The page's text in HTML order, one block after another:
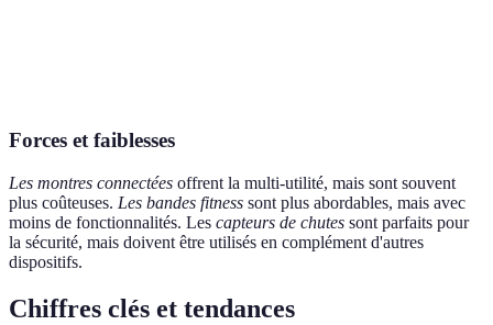
Forces et faiblesses
Les montres connectées offrent la multi-utilité, mais sont souvent
plus coûteuses. Les bandes fitness sont plus abordables, mais avec
moins de fonctionnalités. Les capteurs de chutes sont parfaits pour
la sécurité, mais doivent être utilisés en complément d'autres
dispositifs.
Chiffres clés et tendances